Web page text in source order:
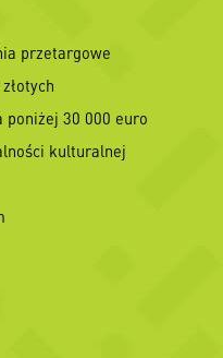
przetargowe
30 000 euro
kulturalnej